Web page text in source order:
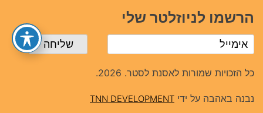
הרשמו לניוזלטר שלי
כל הזכויות שמורות לאסנת לסטר. 2026.
נבנה באהבה על ידי TNN DEVELOPMENT